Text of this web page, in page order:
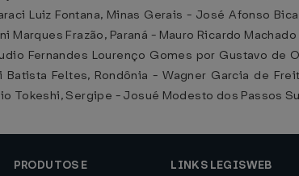
Luiz Fontana, Minas Gerais - José Afonso
Marques Frazão, Paraná - Mauro Ricardo
Fernandes Lourenço Gomes por Gustavo de
Feltes, Rondônia - Wagner Garcia de
Tokeshi, Sergipe - Josué Modesto dos Passos
PRODUTOS E LINKS LEGISWEB